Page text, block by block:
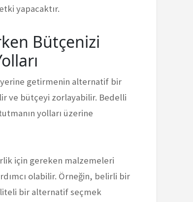
yapacaktır.
Bütçenizi
getirmenin alternatif bir
ve bütçeyi zorlayabilir. Bedelli
yolları üzerine
için gereken malzemeleri
olabilir. Örneğin, belirli bir
bir alternatif seçmek